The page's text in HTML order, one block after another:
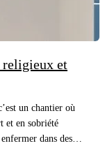
religieux et
un chantier où
et en sobriété
dans des